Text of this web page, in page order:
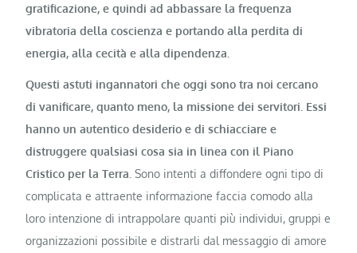
gratificazione, e quindi ad abbassare la frequenza
vibratoria della coscienza e portando alla perdita di
energia, alla cecità e alla dipendenza.
Questi astuti ingannatori che oggi sono tra noi cercano
di vanificare, quanto meno, la missione dei servitori. Essi
hanno un autentico desiderio e di schiacciare e
distruggere qualsiasi cosa sia in linea con il Piano
Cristico per la Terra. Sono intenti a diffondere ogni tipo di
complicata e attraente informazione faccia comodo alla
loro intenzione di intrappolare quanti più individui, gruppi e
organizzazioni possibile e distrarli dal messaggio di amore